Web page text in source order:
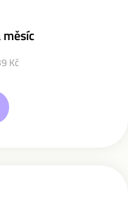
měsíc
Kč